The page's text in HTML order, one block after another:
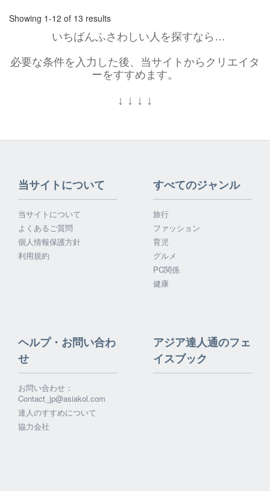
Showing 1-12 of 13 results
いちばんふさわしい人を探すなら…
必要な条件を入力した後、当サイトからクリエイタ
ーをすすめます。
↓ ↓ ↓ ↓
当サイトについて
当サイトについて
よくあるご質問
個人情報保護方針
利用規約
すべてのジャンル
旅行
ファッション
育児
グルメ
PC関係
健康
ヘルプ・お問い合わ
せ
お問い合わせ：
Contact_jp@asiakol.com
達人のすすめについて
協力会社
アジア達人通のフェ
イスブック